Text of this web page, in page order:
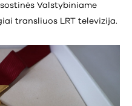
Valstybiniame
transliuos LRT televizija.